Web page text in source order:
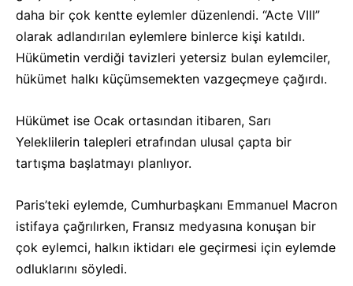
daha bir çok kentte eylemler düzenlendi. “Acte VIII”
olarak adlandırılan eylemlere binlerce kişi katıldı.
Hükümetin verdiği tavizleri yetersiz bulan eylemciler,
hükümet halkı küçümsemekten vazgeçmeye çağırdı.
Hükümet ise Ocak ortasından itibaren, Sarı
Yeleklilerin talepleri etrafından ulusal çapta bir
tartışma başlatmayı planlıyor.
Paris’teki eylemde, Cumhurbaşkanı Emmanuel Macron
istifaya çağrılırken, Fransız medyasına konuşan bir
çok eylemci, halkın iktidarı ele geçirmesi için eylemde
odluklarını söyledi.